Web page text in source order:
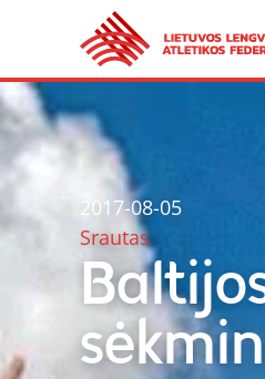
2017-08-05
Srautas